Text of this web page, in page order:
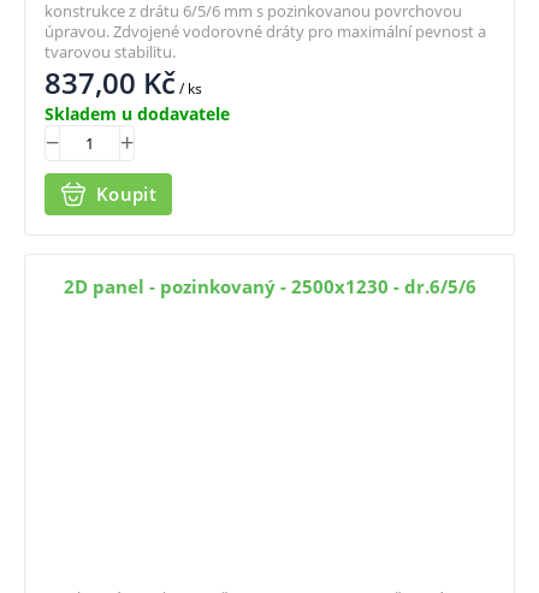
837,00 Kč/ ks
Skladem u dodavatele
Koupit
konstrukce z drátu 6/5/6 mm s pozinkovanou povrchovou
úpravou. Zdvojené vodorovné dráty pro maximální pevnost a
tvarovou stabilitu.
2D panel - pozinkovaný - 2500x1230 - dr.6/5/6